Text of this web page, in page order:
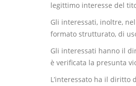
legittimo interesse del
Gli interessati, inoltre,
formato strutturato, di
Gli interessati hanno il
è verificata la presunta
L’interessato ha il